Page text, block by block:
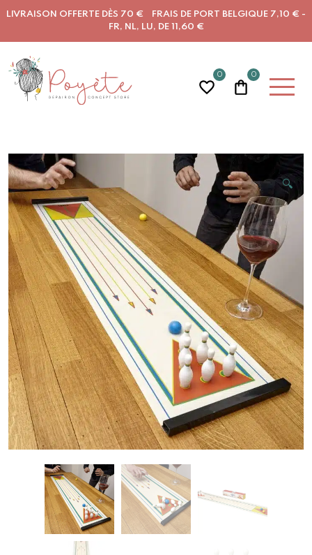
LIVRAISON OFFERTE DÈS 70 € FRAIS DE PORT BELGIQUE 7,10 € -
FR, NL, LU, DE 11,60 €
0 0
🔍